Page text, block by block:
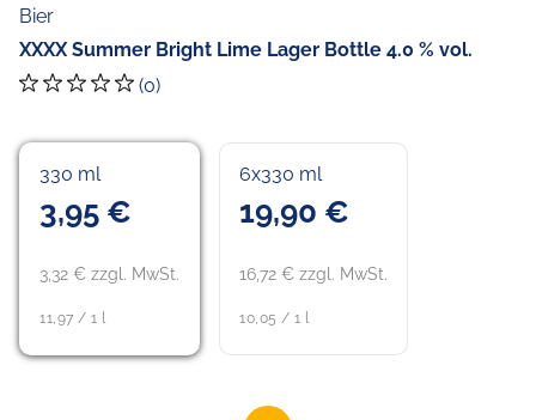
Bier
XXXX Summer Bright Lime Lager Bottle 4.0 % vol.
(0)
330 ml
3,95 €
3,32 € zzgl. MwSt.
11,97 / 1 l
6x330 ml
19,90 €
16,72 € zzgl. MwSt.
10,05 / 1 l